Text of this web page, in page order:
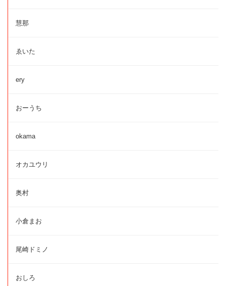
慧那
ゑいた
ery
おーうち
okama
オカユウリ
奥村
小倉まお
尾崎ドミノ
おしろ